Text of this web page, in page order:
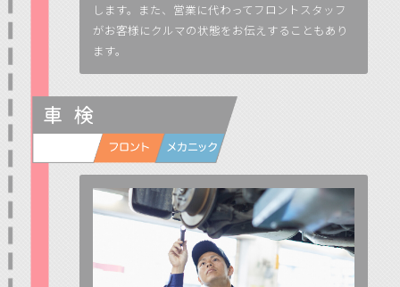
します。また、営業に代わってフロントスタッフ
がお客様にクルマの状態をお伝えすることもあり
ます。